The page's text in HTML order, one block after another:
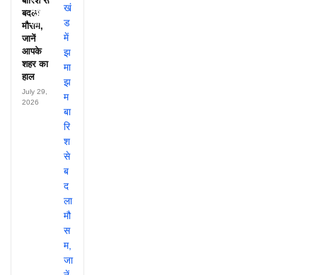
पहुंचते थे
लाखों!
बदला
मौसम,
जानें
आपके
शहर का
हाल
July 29,
2026